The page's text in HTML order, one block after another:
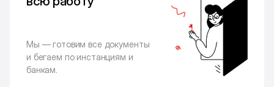
Мы — готовим все документы
и бегаем по инстанциям и
банкам.